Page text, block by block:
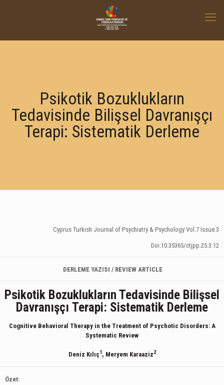
Psikotik Bozuklukların
Tedavisinde Bilişsel Davranışçı
Terapi: Sistematik Derleme
Cyprus Turkish Journal of Psychiatry & Psychology Vol.7 Issue.3
Doi:10.35365/ctjpp.25.3.12
DERLEME YAZISI / REVIEW ARTICLE
Psikotik Bozuklukların Tedavisinde Bilişsel
Davranışçı Terapi: Sistematik Derleme
Cognitive Behavioral Therapy in the Treatment of Psychotic Disorders: A
Systematic Review
Deniz Kılıç1, Meryem Karaaziz2
Özet: